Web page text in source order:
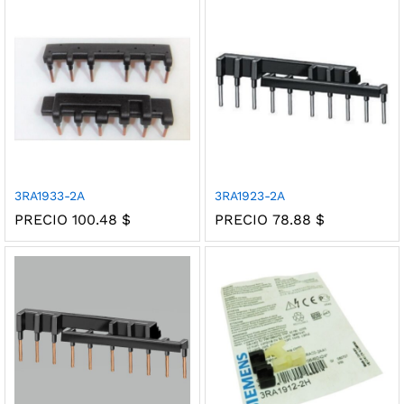
3RA1933-2A
PRECIO 100.48 $
3RA1923-2A
PRECIO 78.88 $